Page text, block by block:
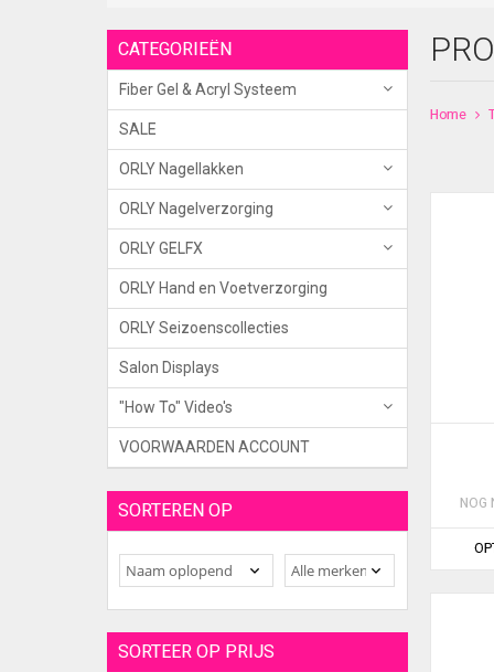
CATEGORIEËN
Fiber Gel & Acryl Systeem
SALE
ORLY Nagellakken
ORLY Nagelverzorging
ORLY GELFX
ORLY Hand en Voetverzorging
ORLY Seizoenscollecties
Salon Displays
"How To" Video's
VOORWAARDEN ACCOUNT
SORTEREN OP
SORTEER OP PRIJS
Home
NOG